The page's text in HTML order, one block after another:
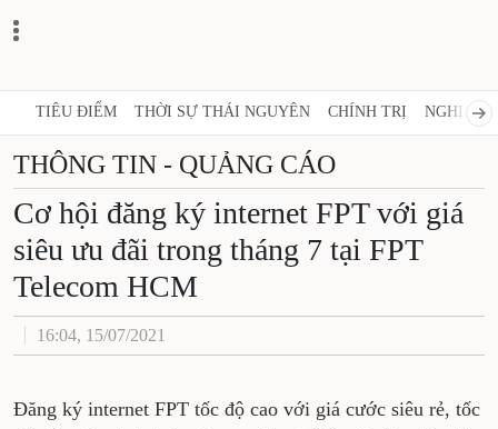
TIÊU ĐIỂM THỜI SỰ THÁI NGUYÊN CHÍNH TRỊ NGHỊ
THÔNG TIN - QUẢNG CÁO
Cơ hội đăng ký internet FPT với giá
siêu ưu đãi trong tháng 7 tại FPT
Telecom HCM
16:04, 15/07/2021
Đăng ký internet FPT tốc độ cao với giá cước siêu rẻ, tốc